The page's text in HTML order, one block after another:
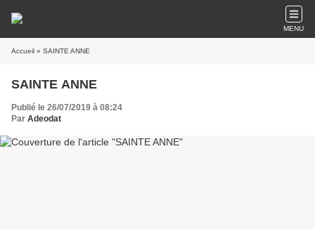
MENU
Accueil » SAINTE ANNE
SAINTE ANNE
Publié le 26/07/2019 à 08:24
Par Adeodat